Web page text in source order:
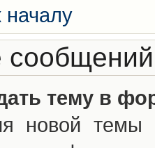
началу
сообщений
тему в
новой темы